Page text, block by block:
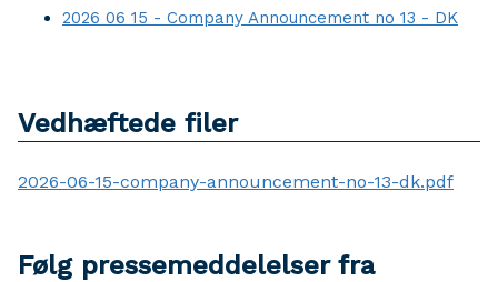
2026 06 15 - Company Announcement no 13 - DK
Vedhæftede filer
2026-06-15-company-announcement-no-13-dk.pdf
Følg pressemeddelelser fra